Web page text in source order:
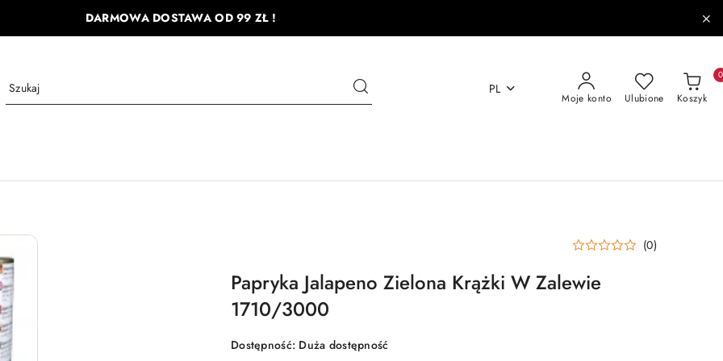
DARMOWA DOSTAWA OD 99 ZŁ !
PL
Moje konto Ulubione Koszyk
0
(0)
Papryka Jalapeno Zielona Krążki W Zalewie
1710/3000
Dostępność: Duża dostępność